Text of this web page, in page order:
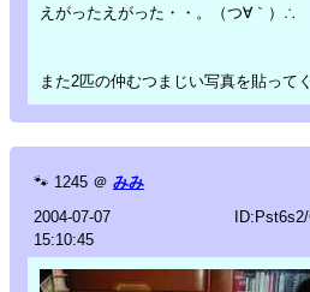
えがったえがった・・。（つ∀｀）∴
また2匹の仲むつまじい写真を貼って
🐾 1245 ＠ みみ
2004-07-07
15:10:45